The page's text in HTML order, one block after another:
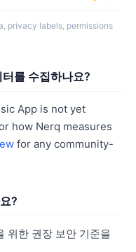
privacy labels, permissions
를 수집하나요?
App is not yet
how Nerq measures
for any community-
?
위한 권장 보안 기준을